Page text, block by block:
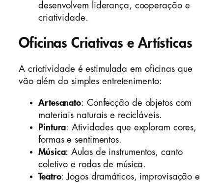
desenvolvem liderança, cooperação e
criatividade.
Oficinas Criativas e Artísticas
A criatividade é estimulada em oficinas que
vão além do simples entretenimento:
Artesanato: Confecção de objetos com
materiais naturais e recicláveis.
Pintura: Atividades que exploram cores,
formas e sentimentos.
Música: Aulas de instrumentos, canto
coletivo e rodas de música.
Teatro: Jogos dramáticos, improvisação e